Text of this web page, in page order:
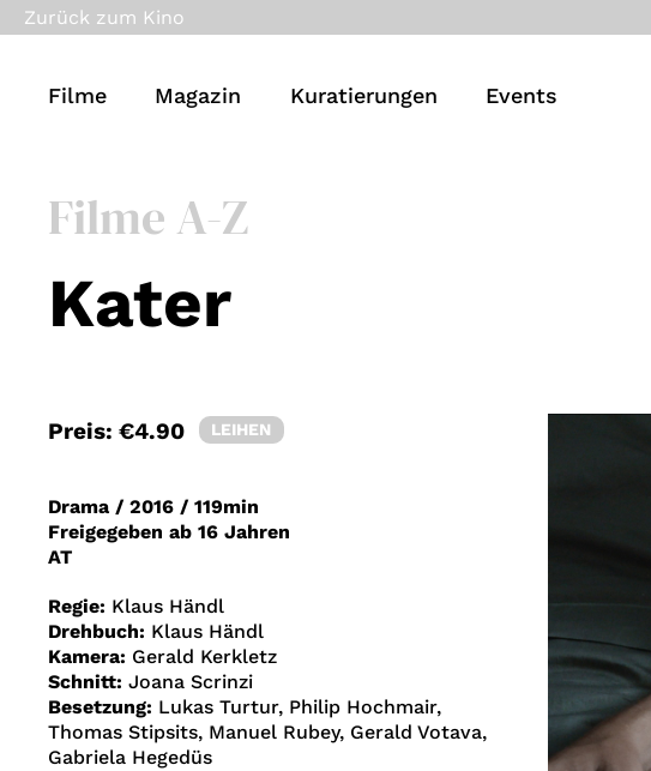
Zurück zum Kino
Filme Magazin Kuratierungen Events
Filme A-Z
Kater
Preis: €4.90 LEIHEN
Drama / 2016 / 119min
Freigegeben ab 16 Jahren
AT
Regie: Klaus Händl
Drehbuch: Klaus Händl
Kamera: Gerald Kerkletz
Schnitt: Joana Scrinzi
Besetzung: Lukas Turtur, Philip Hochmair,
Thomas Stipsits, Manuel Rubey, Gerald Votava,
Gabriela Hegedüs